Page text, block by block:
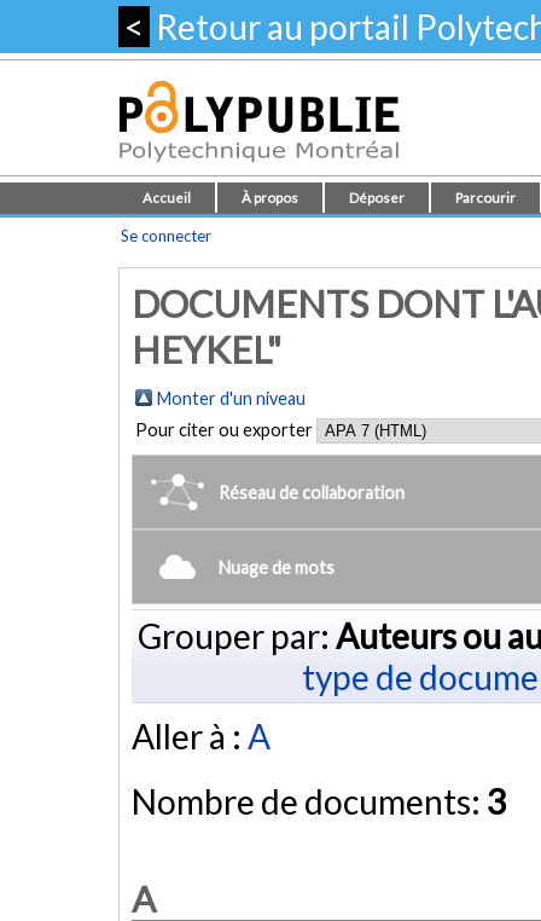
< Retour au portail
Accueil À propos Déposer Parcourir
Se connecter
DOCUMENTS DONT
HEYKEL"
Monter d'un niveau
Pour citer ou exporter
Réseau de collaboration
Nuage de mots
Grouper par: Auteurs ou
type de
Aller à : A
Nombre de documents: 3
A